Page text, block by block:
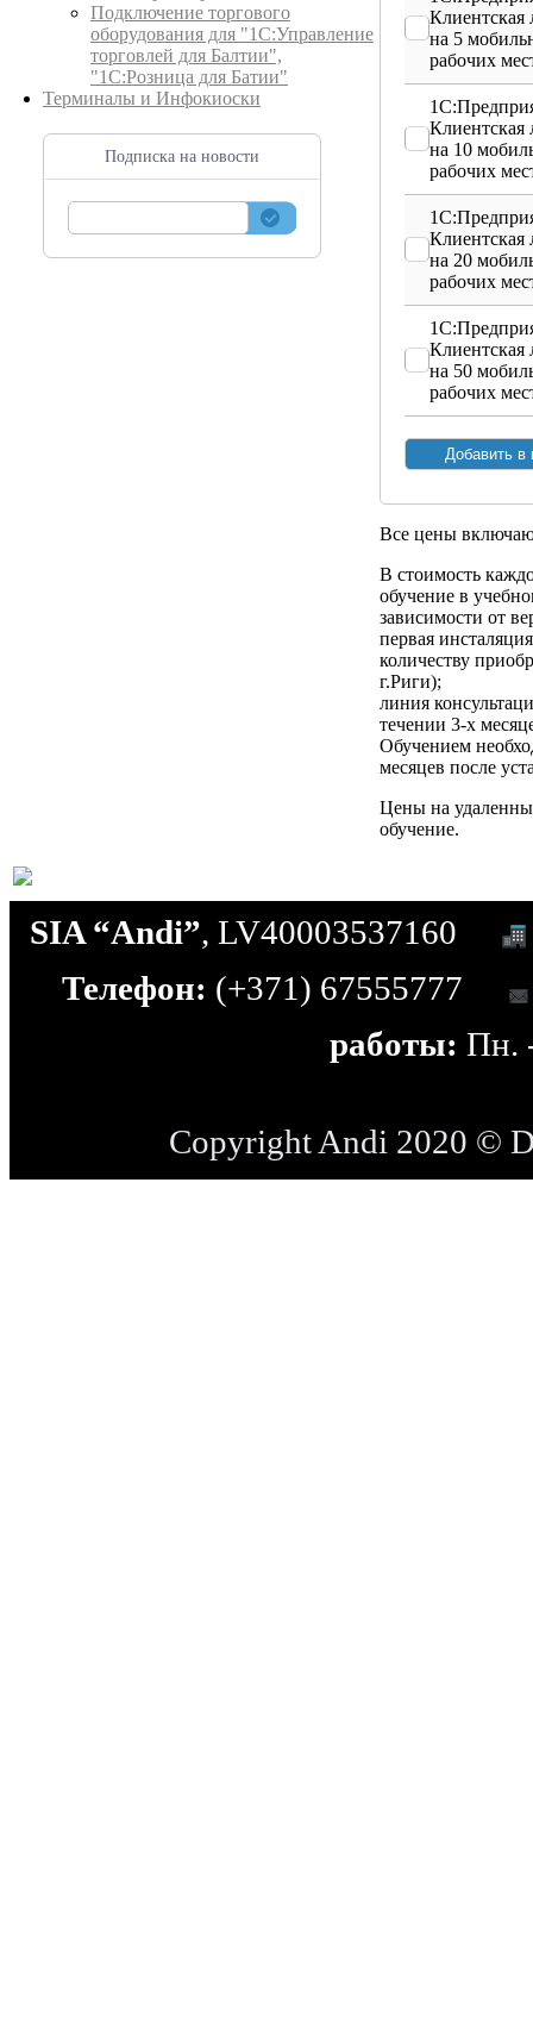
Подключение торгового
оборудования для "1С:Управление
торговлей для Балтии",
"1С:Розница для Батии"
Терминалы и Инфокиоски
Подписка на новости
Клиентская
на 5
рабочих
Клиентская
на 10
рабочих
Клиентская
на 20
рабочих
Клиентская
на 50
рабочих
Все цены
В стоимость
обучение в
зависимости от
первая
количеству
г.Риги);
линия
течении 3-х
Обучением
месяцев после
Цены на
обучение.
SIA “Andi”, LV40003537160
Телефон: (+371) 67555777
работы: Пн.
Copyright Andi 2020 ©